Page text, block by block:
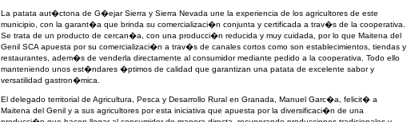
La patata aut�ctona de G�ejar Sierra y Sierra Nevada une la experiencia de los agricultores de este
municipio, con la garant�a que brinda su comercializaci�n conjunta y certificada a trav�s de la cooperativa.
Se trata de un producto de cercan�a, con una producci�n reducida y muy cuidada, por lo que Maitena del
Genil SCA apuesta por su comercializaci�n a trav�s de canales cortos como son establecimientos, tiendas y
restaurantes, adem�s de venderla directamente al consumidor mediante pedido a la cooperativa. Todo ello
manteniendo unos est�ndares �ptimos de calidad que garantizan una patata de excelente sabor y
versatilidad gastron�mica.
El delegado territorial de Agricultura, Pesca y Desarrollo Rural en Granada, Manuel Garc�a, felicit� a
Maitena del Genil y a sus agricultores por esta iniciativa que apuesta por la diversificaci�n de una